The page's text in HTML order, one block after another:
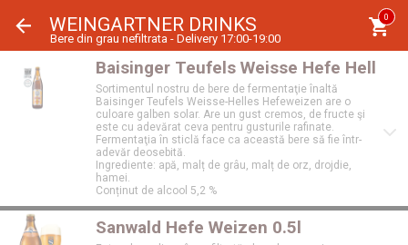
WEINGARTNER DRINKS
Bere din grau nefiltrata - Delivery 17:00-19:00
0
Baisinger Teufels Weisse Hefe Hell
Sortimentul nostru de bere de fermentaţie înaltă
Baisinger Teufels Weisse-Helles Hefeweizen are o
culoare galben solar. Are un gust cremos, de fructe şi
este cu adevărat ceva pentru gusturile rafinate.
Fermentaţia în sticlă face ca această bere să fie într-
adevăr deosebită.
Ingrediente: apă, malț de grâu, malț de orz, drojdie,
hamei.
Conținut de alcool 5,2 %
Sanwald Hefe Weizen 0.5l